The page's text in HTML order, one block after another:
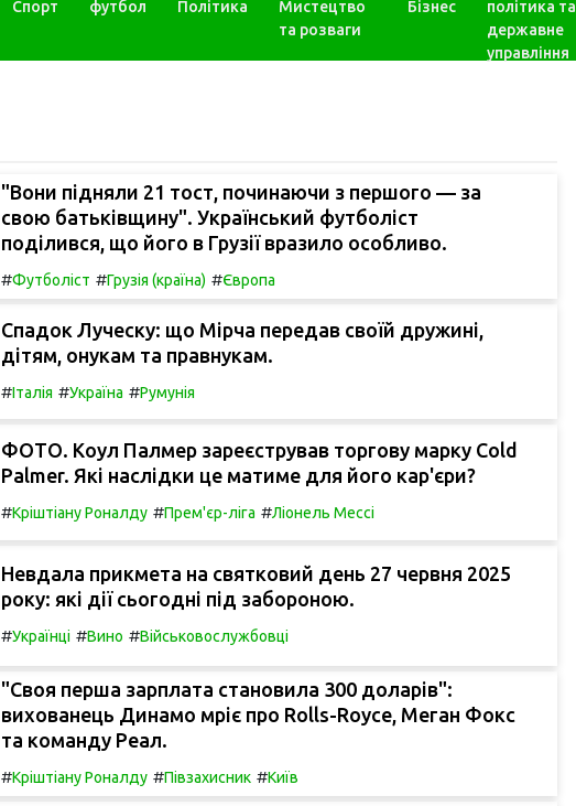
Спорт футбол Політика
Мистецтво
та розваги
Бізнес
політика та
державне
управління
"Вони підняли 21 тост, починаючи з першого — за
свою батьківщину". Український футболіст
поділився, що його в Грузії вразило особливо.
#Футболіст #Грузія (країна) #Європа
Спадок Луческу: що Мірча передав своїй дружині,
дітям, онукам та правнукам.
#Італія #Україна #Румунія
ФОТО. Коул Палмер зареєстрував торгову марку Cold
Palmer. Які наслідки це матиме для його кар'єри?
#Кріштіану Роналду #Прем'єр-ліга #Ліонель Мессі
Невдала прикмета на святковий день 27 червня 2025
року: які дії сьогодні під забороною.
#Українці #Вино #Військовослужбовці
"Своя перша зарплата становила 300 доларів":
вихованець Динамо мріє про Rolls-Royce, Меган Фокс
та команду Реал.
#Кріштіану Роналду #Півзахисник #Київ